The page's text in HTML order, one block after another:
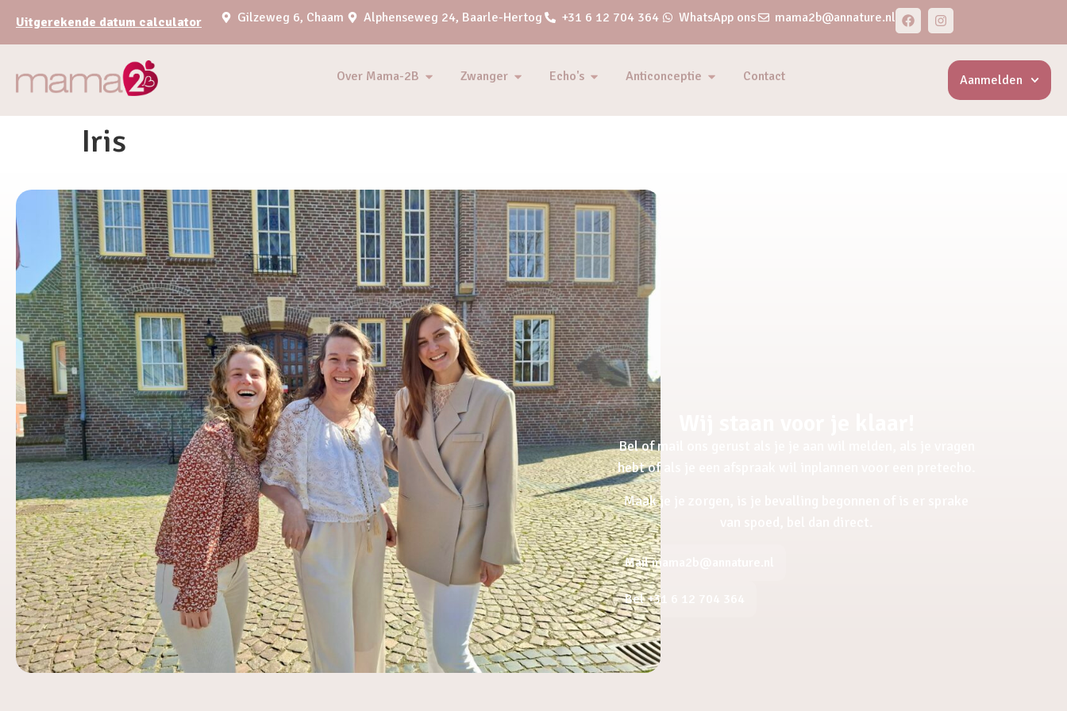
Uitgerekende datum calculator Gilzeweg 6, Chaam Alphenseweg 24, Baarle-Hertog +31 6 12 704 364 WhatsApp ons mama2b@annature.nl
Over Mama-2B Zwanger Echo's Anticonceptie Contact Aanmelden
Iris
Bel of mail ons gerust als je je aan wil melden, als je vragen
hebt of als je een afspraak wil inplannen voor een pretecho.
Maak je je zorgen, is je bevalling begonnen of is er sprake
Mail mama2b@annature.nl
Bel +31 6 12 704 364